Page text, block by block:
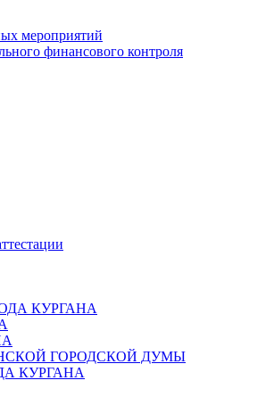
мероприятий
финансового контроля
КУРГАНА
ГОРОДСКОЙ ДУМЫ
КУРГАНА